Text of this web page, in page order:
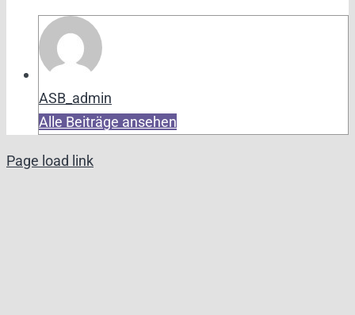
ASB_admin
Alle Beiträge ansehen
Page load link